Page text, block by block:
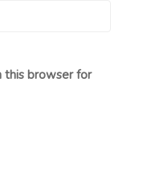
this browser for